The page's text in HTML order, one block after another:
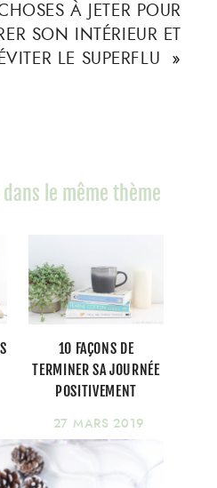
À JETER POUR
SON INTÉRIEUR ET
LE SUPERFLU »
le même thème
10 FAÇONS DE
TERMINER SA JOURNÉE
POSITIVEMENT
27 MARS 2019